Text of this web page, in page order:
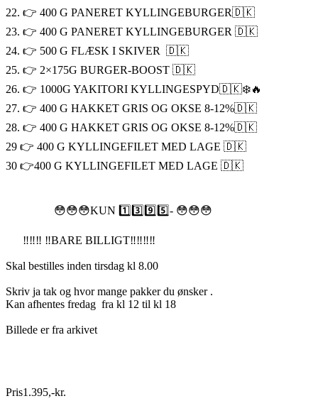
22. 👉 400 G PANERET KYLLINGEBURGER🇩🇰
23. 👉 400 G PANERET KYLLINGEBURGER 🇩🇰
24. 👉 500 G FLÆSK I SKIVER 🇩🇰
25. 👉 2×175G BURGER-BOOST 🇩🇰
26. 👉 1000G YAKITORI KYLLINGESPYD🇩🇰❄️🔥
27. 👉 400 G HAKKET GRIS OG OKSE 8-12%🇩🇰
28. 👉 400 G HAKKET GRIS OG OKSE 8-12%🇩🇰
29 👉 400 G KYLLINGEFILET MED LAGE 🇩🇰
30 👉400 G KYLLINGEFILET MED LAGE 🇩🇰
😳😳😳KUN 1️⃣3️⃣9️⃣5️⃣- 😳😳😳
‼️‼️‼️ ‼️BARE BILLIGT‼️‼️‼️‼️
Skal bestilles inden tirsdag kl 8.00
Skriv ja tak og hvor mange pakker du ønsker .
Kan afhentes fredag fra kl 12 til kl 18
Billede er fra arkivet
Pris1.395,-kr.